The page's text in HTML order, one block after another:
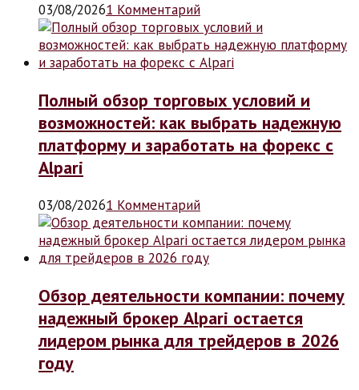
03/08/20261 Комментарий
Полный обзор торговых условий и
возможностей: как выбрать надежную
платформу и заработать на форекс с
Alpari
03/08/20261 Комментарий
Обзор деятельности компании: почему
надежный брокер Alpari остается
лидером рынка для трейдеров в 2026
году